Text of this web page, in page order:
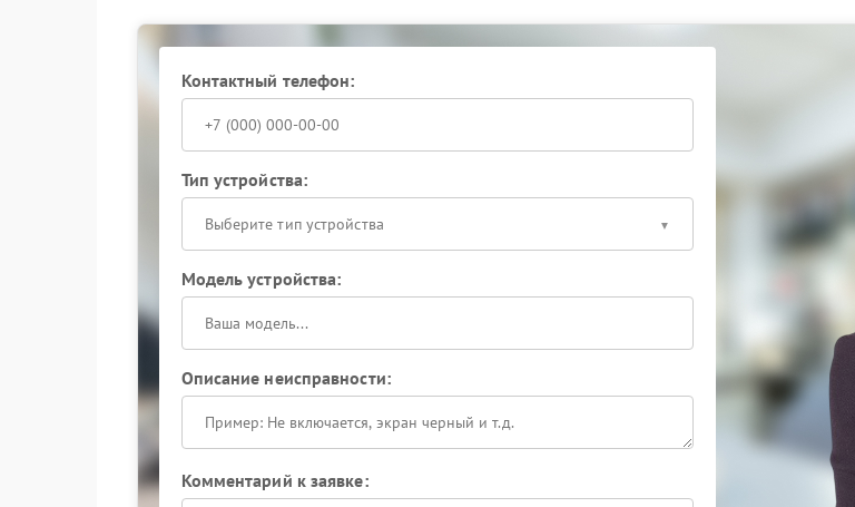
Контактный телефон:
Тип устройства:
Выберите тип устройства
Модель устройства:
Описание неисправности:
Комментарий к заявке: